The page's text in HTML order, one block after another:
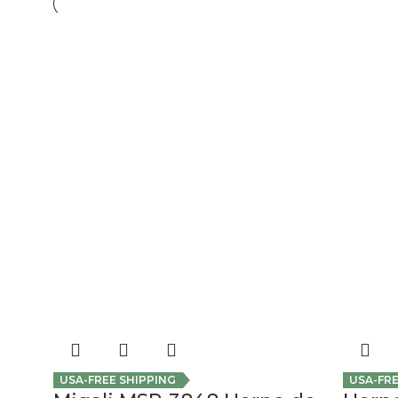
USA-FREE SHIPPING USA-